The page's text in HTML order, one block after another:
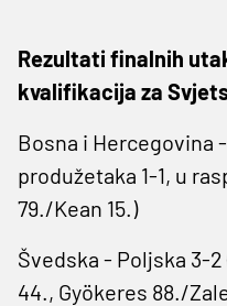
Rezultati finalnih
kvalifikacija za
Bosna i Hercegovina
produžetaka 1-1, u
79./Kean 15.)
Švedska - Poljska 3-
44., Gyökeres 88./